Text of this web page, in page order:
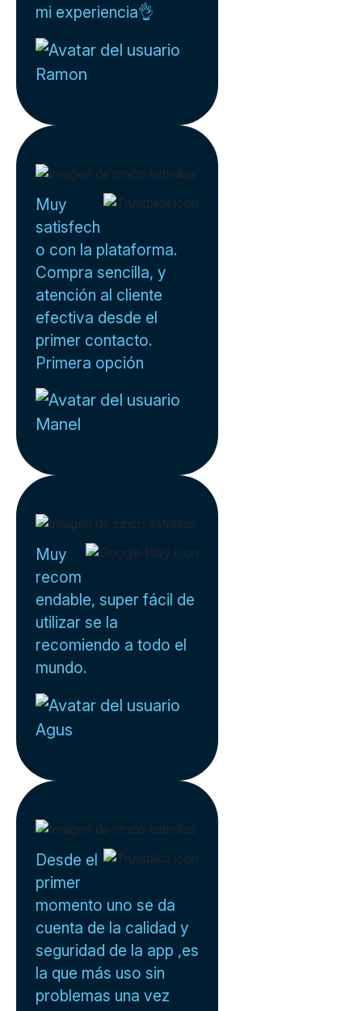
mi experiencia👌
Ramon
Muy
satisfech
o con la plataforma.
Compra sencilla, y
atención al cliente
efectiva desde el
primer contacto.
Primera opción
Manel
Muy
recom
endable, super fácil de
utilizar se la
recomiendo a todo el
mundo.
Agus
Desde el
primer
momento uno se da
cuenta de la calidad y
seguridad de la app ,es
la que más uso sin
problemas una vez